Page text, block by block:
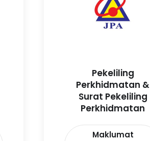
Pekeliling
Perkhidmatan &
Surat Pekeliling
Perkhidmatan
Maklumat